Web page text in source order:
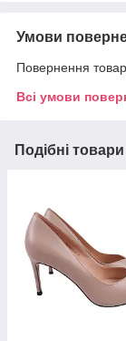
Умови
Повернення
Всі умови
Подібні